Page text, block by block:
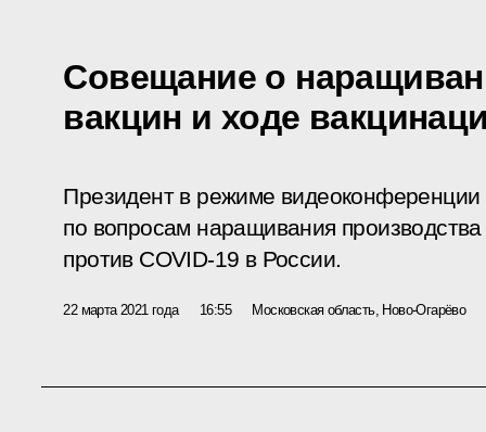
Совещание о
вакцин и ходе
Президент в режиме
по вопросам наращивания
против COVID-19 в России.
22 марта 2021 года 16:55 Московская область, Ново-Огарёво